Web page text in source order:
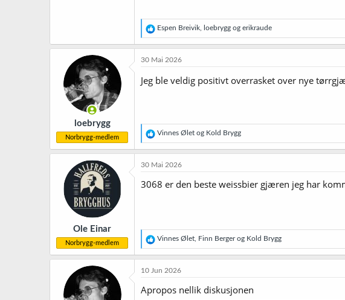
R
e
a
k
j
o
:
Espen Breivik loebrygg og erikraude
loebrygg
Norbrygg-medlem
30 Mai 2026
Jeg ble veldig positivt overrasket over nye
R
e
a
k
j
o
:
Vinnes Ølet og Kold Brygg
Ole Einar
Norbrygg-medlem
30 Mai 2026
3068 er den beste weissbier gjæren jeg har
R
e
a
o
Vinnes Ølet Finn Bergerog Kold Brygg
10 Jun 2026
Apropos nellik diskusjonen